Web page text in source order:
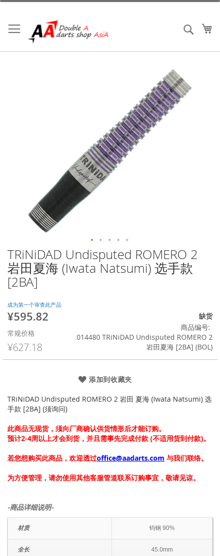
跳
内
容
搜索
TRiNiDAD Undisputed ROMERO 2
岩田夏海 (Iwata Natsumi) 选手款
[2BA]
成为第一个审查此产品
特
价
格
¥595.82
常规价格
¥627.18
缺货
商品编号
014480 TRiNiDAD Undisputed ROMERO 2
岩田夏海 [2BA] (BOL)
添加到收藏夹
TRiNiDAD Undisputed ROMERO 2 岩田 夏海 (Iwata Natsumi) 选
手款 [2BA] (须询问)
此商品无现货，须向厂商确认供货情形后才能订购。
预计2-4周以上才会到货，并且需事先完成付款 (不适用货到付款)。
若您想购买此商品，欢迎透过office@aadarts.com 与我们联络。
为方便管理，请勿使用其他客服管道联系订购事宜，敬请见谅。
-商品详细说明-
材质 钨钢 90%
全长 45.0mm
跳
转
到
图
像
库
的
开
头